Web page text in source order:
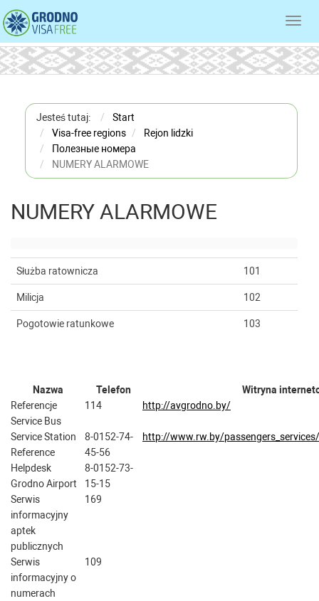
Jesteś tutaj:
Start
Visa-free regions
Rejon lidzki
Полезные номера
NUMERY ALARMOWE
NUMERY ALARMOWE
Służba ratownicza 101
Milicja 102
Pogotowie ratunkowe 103
Nazwa Telefon
Witryna
Referencje
Service Bus
114 http://avgrodno.by/
Service Station
Reference
8-0152-74-
45-56
http://www.rw.by/
Helpdesk
Grodno Airport
8-0152-73-
15-15
Serwis
informacyjny
aptek
publicznych
169
Serwis
informacyjny o
numerach
109